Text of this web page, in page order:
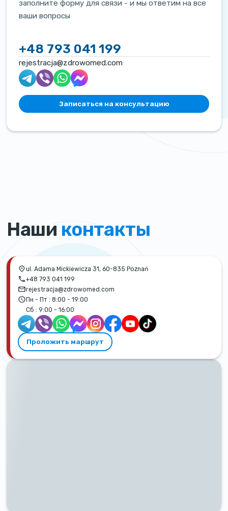
заполните форму для связи - и мы ответим на все
ваши вопросы
+48 793 041 199
rejestracja@zdrowomed.com
Записаться на консультацию
Наши контакты
ul. Adama Mickiewicza 31, 60-835 Poznań
+48 793 041 199
rejestracja@zdrowomed.com
Пн - Пт : 8:00 - 19:00
Сб : 9:00 - 16:00
Проложить маршрут